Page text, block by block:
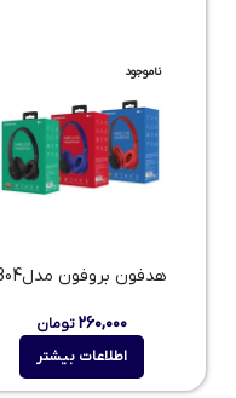
ناموجود
هدفون بروفون مدلB04
۲۶۰,۰۰۰ تومان
اطلاعات بیشتر